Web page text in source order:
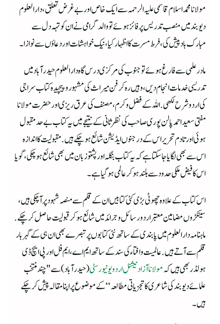
مولانا محمد اسلام قاسمی علیہ الرحمہ سے ایک خاص اور بے غرض تعلق، دارالعلوم
دیوبند میں منصب تدریس پر فائز ہوئے تو والد گرامی نے ان کو تہہ دل سے
مبارک باد پیش کی، فرط مسرت کا اظہار کیا، نیک خواہشات اور دعاؤں سے نوازا۔
مادر علمی سے فارغ ہوئے تو جنوب کی مرکزی درس گاہ دارالعلوم حیدرآباد میں
تدریسی خدمات انجام دیں، وہیں رہ کر فن میراث کی مشہور و پیچیدہ کتاب سراجی
کی اردو شرح لکھی. اللہ کے فضل و کرم، مصنف کی عرق ریزی اور حضرت مولانا
مفتی سعید احمد پالن پوری صاحب کی نظر ثانی کے نتیجے میں یہ کتاب بے حد مقبول
ہوئی اور تادم تحریر اس کے درجنوں ایڈیشن شائع ہو چکے ہیں. مقبولیت کا اندازہ
اس سے بھی لگایا جا سکتا ہے کہ یہ کتاب بنگلہ اور پشتو زبان میں بھی شائع ہو چکی، گویا
اس کا فیض ملکی حدود سے بلند ہو کر عالمی ہو گیا ہے۔
اس کتاب کے علاوہ چھوٹی بڑی کئی کتابیں ان کے قلم سے منصہ شہود پر آ چکی ہیں،
سینکڑوں مضامین معتبر اردو رسائل و جرائد میں شائع ہو کر قبولیت حاصل کر چکے.
ماہنامہ دارالعلوم میں پابندی کے ساتھ نئی کتابوں پر تبصرے بھی ان ہی کے گہربار
قلم سے آتے ہیں. عالمیت و افتاء کی سند کے ساتھ ایم اے، ایم فل اور پی ایچ ڈی
ہولڈر بھی ہیں کہمولانا آزاد نیشنل اردو یونیورسٹی(حیدرآباد) سے "چند منتخب
علمائے دیوبند کی شاعری کا تجزیاتی مطالعہ“ کے موضوع پر اپنا مقالہ پیش کر چکے
ہیں۔